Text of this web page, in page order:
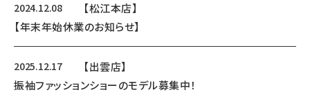
2024.12.08
【松江本店】
【年末年始休業のお知らせ】
2025.12.17
【出雲店】
振袖ファッションショーのモデル募集中！